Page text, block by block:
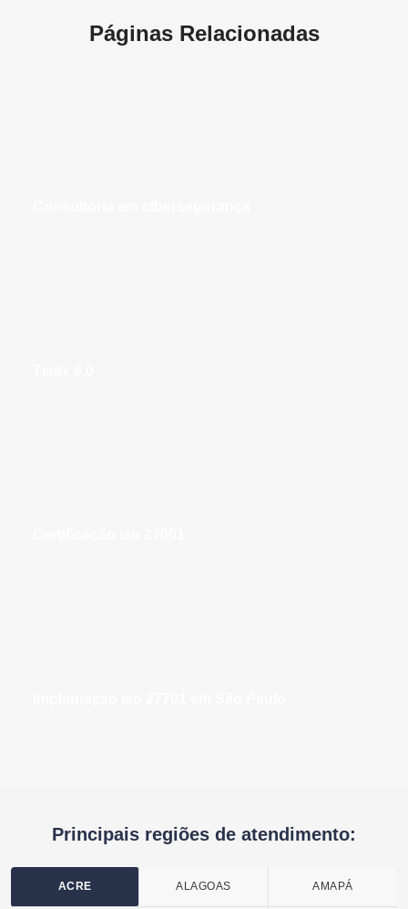
Páginas Relacionadas
Principais regiões de atendimento:
ACRE ALAGOAS AMAPÁ